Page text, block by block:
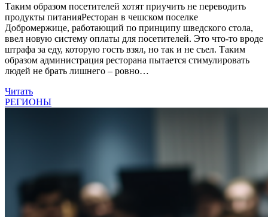
Таким образом посетителей хотят приучить не переводить
продукты питанияРесторан в чешском поселке
Добромержице, работающий по принципу шведского стола,
ввел новую систему оплаты для посетителей. Это что-то вроде
штрафа за еду, которую гость взял, но так и не съел. Таким
образом администрация ресторана пытается стимулировать
людей не брать лишнего – ровно…
Читать
РЕГИОНЫ